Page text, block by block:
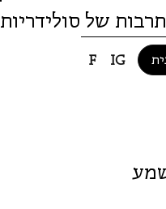
F IG
של סולידריות